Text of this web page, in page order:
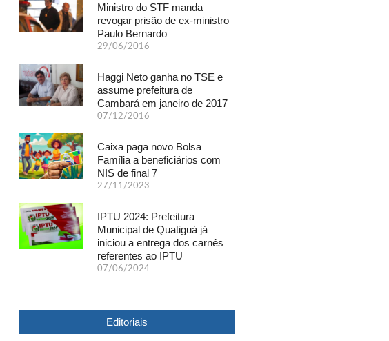
Ministro do STF manda
revogar prisão de ex-ministro
Paulo Bernardo
29/06/2016
Haggi Neto ganha no TSE e
assume prefeitura de
Cambará em janeiro de 2017
07/12/2016
Caixa paga novo Bolsa
Família a beneficiários com
NIS de final 7
27/11/2023
IPTU 2024: Prefeitura
Municipal de Quatiguá já
iniciou a entrega dos carnês
referentes ao IPTU
07/06/2024
Editoriais